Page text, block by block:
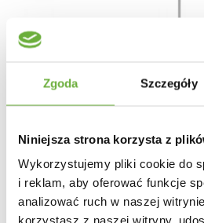
Zgoda Szczegóły
Niniejsza strona korzysta z
Wykorzystujemy pliki cookie do
i reklam, aby oferować funkcje
analizować ruch w naszej
korzystasz z naszej witryny,